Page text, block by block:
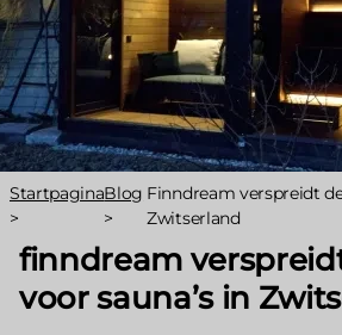
Kruimelpad
Startpagina
>
Blog
>
Finndream verspreidt
Zwitserland
finndream
voor sauna’s in